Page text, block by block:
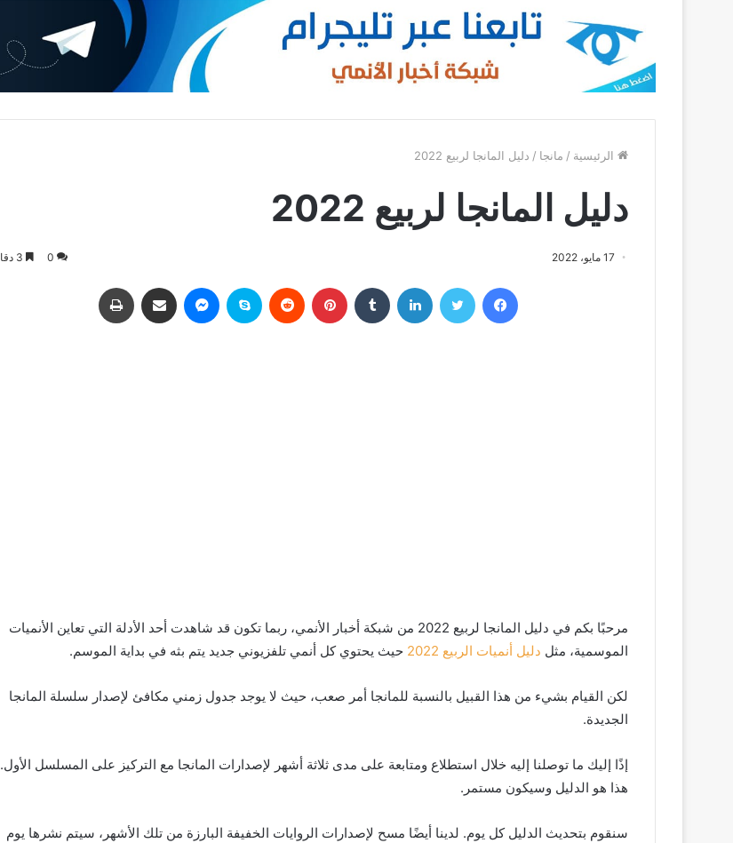
الرئيسية / مانجا / دليل المانجا لربيع 2022
دليل المانجا لربيع 2022
17 مايو، 2022 0
مرحبًا بكم في دليل المانجا لربيع 2022 من شبكة أخبار الأنمي، ربما تكون قد شاهدت أحد الأدلة التي تعاين الأنميات
الموسمية، مثل دليل أنميات الربيع 2022 حيث يحتوي كل أنمي تلفزيوني جديد يتم بثه في بداية الموسم.
لكن القيام بشيء من هذا القبيل بالنسبة للمانجا أمر صعب، حيث لا يوجد جدول زمني مكافئ لإصدار سلسلة المانجا
الجديدة.
إذًا إليك ما توصلنا إليه خلال استطلاع ومتابعة على مدى ثلاثة أشهر لإصدارات المانجا مع التركيز على المسلسل الأول.
هذا هو الدليل وسيكون مستمر.
سنقوم بتحديث الدليل كل يوم. لدينا أيضًا مسح لإصدارات الروايات الخفيفة البارزة من تلك الأشهر، سيتم نشرها يوم